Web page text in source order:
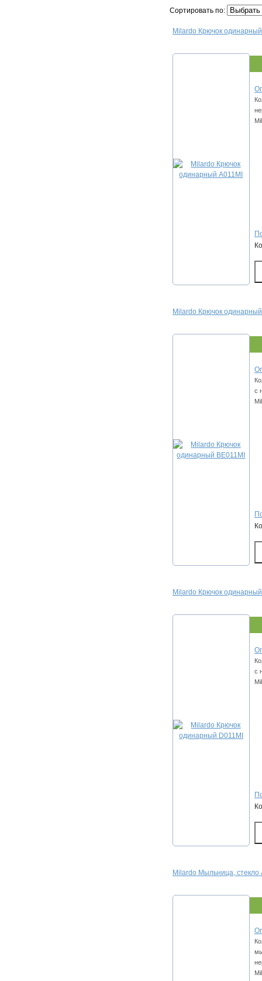
Сортировать по:
Milardo Крючок
Milardo Крючок
с
Milardo Крючок
с
Milardo Мыльница, стекло